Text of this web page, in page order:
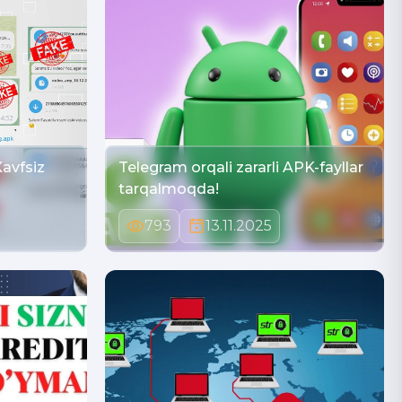
Telegram orqali zararli APK-fayllar
tarqalmoqda!
793 13.11.2025